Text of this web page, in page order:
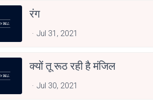
रंग
Jul 31, 2021
क्यों तू रूठ रही है मंजिल
Jul 30, 2021